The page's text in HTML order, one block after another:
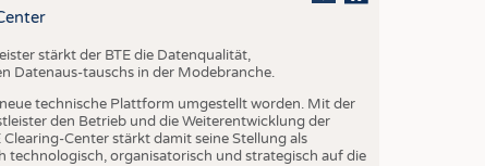
stärkt der BTE die Datenqualität,
Datenaus-tauschs in der Modebranche.
technische Plattform umgestellt worden. Mit der
den Betrieb und die Weiterentwicklung der
Center stärkt damit seine Stellung als
organisatorisch und strategisch auf die